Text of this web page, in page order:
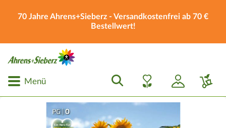
70 Jahre Ahrens+Sieberz - Versandkostenfrei ab 70 €
Bestellwert!
Menü